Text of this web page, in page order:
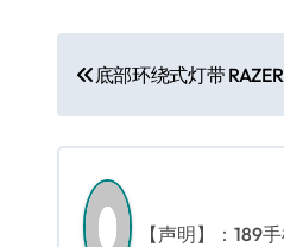
文
章
导
航
底部环绕式灯带
【声明】：189